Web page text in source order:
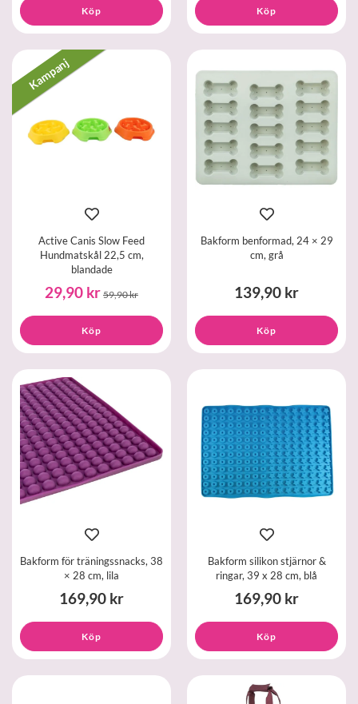
Köp Köp
Kampanj
Active Canis Slow Feed
Hundmatskål 22,5 cm,
blandade
29,90 kr 59,90 kr
Köp
Bakform benformad, 24 × 29
cm, grå
139,90 kr
Köp
Bakform för träningssnacks, 38
× 28 cm, lila
169,90 kr
Köp
Bakform silikon stjärnor &
ringar, 39 x 28 cm, blå
169,90 kr
Köp